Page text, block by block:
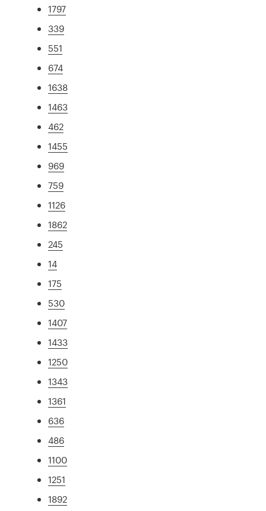
1797
339
551
674
1638
1463
462
1455
969
759
1126
1862
245
14
175
530
1407
1433
1250
1343
1361
636
486
1100
1251
1892